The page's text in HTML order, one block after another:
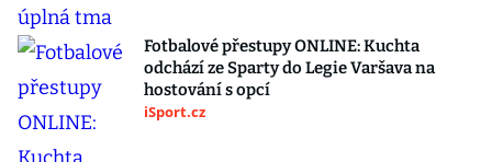
Fotbalové přestupy ONLINE: Kuchta
odchází ze Sparty do Legie Varšava na
hostování s opcí
iSport.cz